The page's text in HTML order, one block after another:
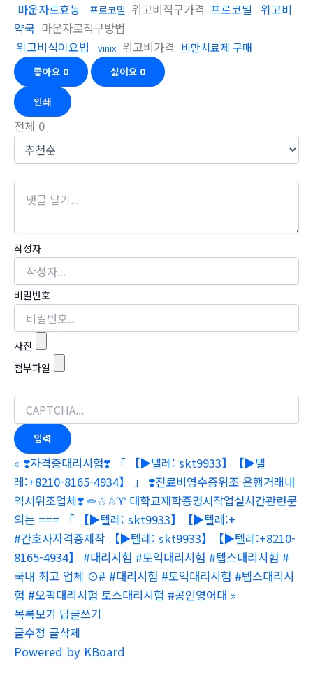
마운자로효능 프로코밀 위고비직구가격 프로코밀
위고비
약국 마운자로직구방법
위고비식이요법
vinix 위고비가격 비만치료제 구매
좋아요 0 싫어요 0
인쇄
전체 0
작성자
비밀번호
사진
첨부파일
« ❣️자격증대리시험❣️ 「 【▶텔레: skt9933】【▶텔
레:+8210-8165-4934】 」 ❣️진료비영수증위조 은행거래내
역서위조업체❣️ ✏☃☃♈ 대학교재학증명서작업실시간관련문
의는 === 「 【▶텔레: skt9933】【▶텔레:+
#간호사자격증제작 【▶텔레: skt9933】【▶텔레:+8210-
8165-4934】 #대리시험 #토익대리시험 #텝스대리시험 #
국내 최고 업체 ⊙# #대리시험 #토익대리시험 #텝스대리시
험 #오픽대리시험 토스대리시험 #공인영어대 »
목록보기 답글쓰기
글수정 글삭제
Powered by KBoard